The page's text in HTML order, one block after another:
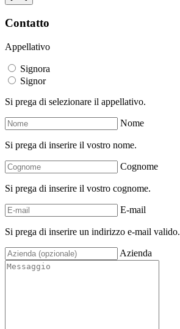
Contatto
Appellativo
Signora
Signor
Si prega di selezionare il appellativo.
Nome
Si prega di inserire il vostro nome.
Cognome
Si prega di inserire il vostro cognome.
E-mail
Si prega di inserire un indirizzo e-mail valido.
Azienda